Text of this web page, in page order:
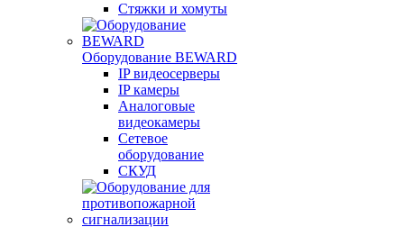
Стяжки и хомуты
Оборудование BEWARD
IP видеосерверы
IP камеры
Аналоговые
видеокамеры
Сетевое
оборудование
СКУД